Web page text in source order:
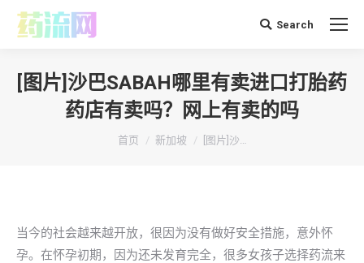
搜 Search
[图片]沙巴SABAH哪里有卖进口打胎药
药店有卖吗？网上有卖的吗
你在这里：
首页 新加坡 [图片]沙…
当今的社会越来越开放，很因为没有做好安全措施，意外怀
孕。在怀孕初期，因为还未发育完全，很多女孩子选择药流来